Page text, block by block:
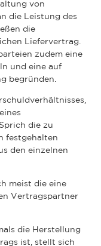
von
die Leistung des
die
Liefervertrag.
zudem eine
und eine auf
begründen.
die zu
festgehalten
den einzelnen
meist die eine
Vertragspartner
die Herstellung
ist, stellt sich